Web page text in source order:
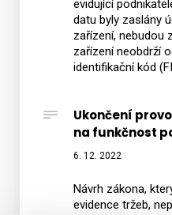
evidující
datu byly zaslány
zařízení, nebudou
zařízení neobdrží
identifikační kód
Ukončení
na funkčnost
6. 12. 2022
Návrh zákona,
evidence tržeb,